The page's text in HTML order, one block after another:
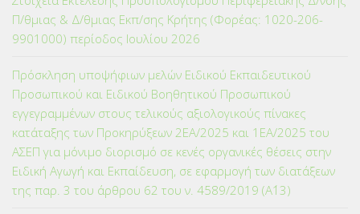
Π/θμιας & Δ/θμιας Εκπ/σης Κρήτης (Φορέας: 1020-206-
9901000) περίοδος Ιουλίου 2026
Πρόσκληση υποψήφιων μελών Ειδικού Εκπαιδευτικού
Προσωπικού και Ειδικού Βοηθητικού Προσωπικού
εγγεγραμμένων στους τελικούς αξιολογικούς πίνακες
κατάταξης των Προκηρύξεων 2ΕΑ/2025 και 1ΕΑ/2025 του
ΑΣΕΠ για μόνιμο διορισμό σε κενές οργανικές θέσεις στην
Ειδική Αγωγή και Εκπαίδευση, σε εφαρμογή των διατάξεων
της παρ. 3 του άρθρου 62 του ν. 4589/2019 (Α΄13)